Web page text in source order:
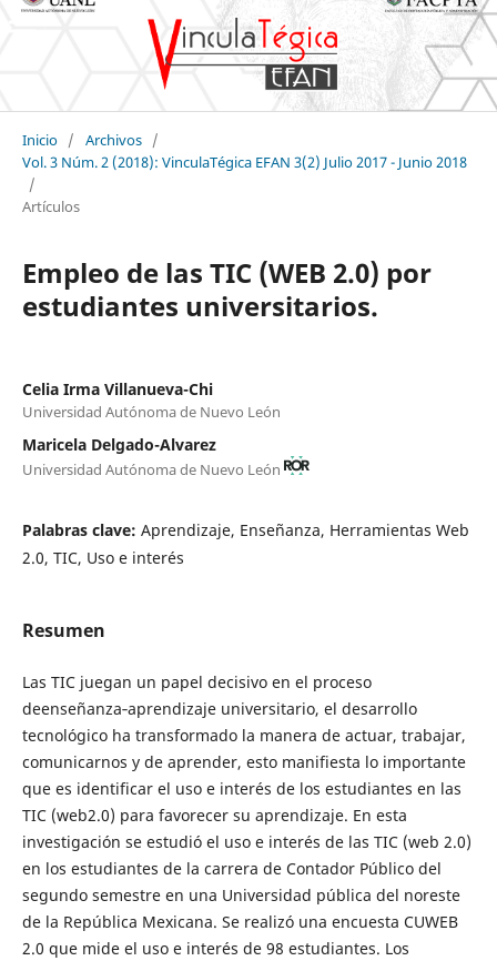
Inicio / Archivos /
Vol. 3 Núm. 2 (2018): VinculaTégica EFAN 3(2) Julio 2017 - Junio 2018
/
Artículos
Empleo de las TIC (WEB 2.0) por
estudiantes universitarios.
Celia Irma Villanueva-Chi
Universidad Autónoma de Nuevo León
Maricela Delgado-Alvarez
Universidad Autónoma de Nuevo León
Palabras clave: Aprendizaje, Enseñanza, Herramientas Web
2.0, TIC, Uso e interés
Resumen
Las TIC juegan un papel decisivo en el proceso
deenseñanza‐aprendizaje universitario, el desarrollo
tecnológico ha transformado la manera de actuar, trabajar,
comunicarnos y de aprender, esto manifiesta lo importante
que es identificar el uso e interés de los estudiantes en las
TIC (web2.0) para favorecer su aprendizaje. En esta
investigación se estudió el uso e interés de las TIC (web 2.0)
en los estudiantes de la carrera de Contador Público del
segundo semestre en una Universidad pública del noreste
de la República Mexicana. Se realizó una encuesta CUWEB
2.0 que mide el uso e interés de 98 estudiantes. Los